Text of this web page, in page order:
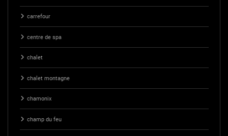
carrefour
centre de spa
chalet
chalet montagne
chamonix
champ du feu